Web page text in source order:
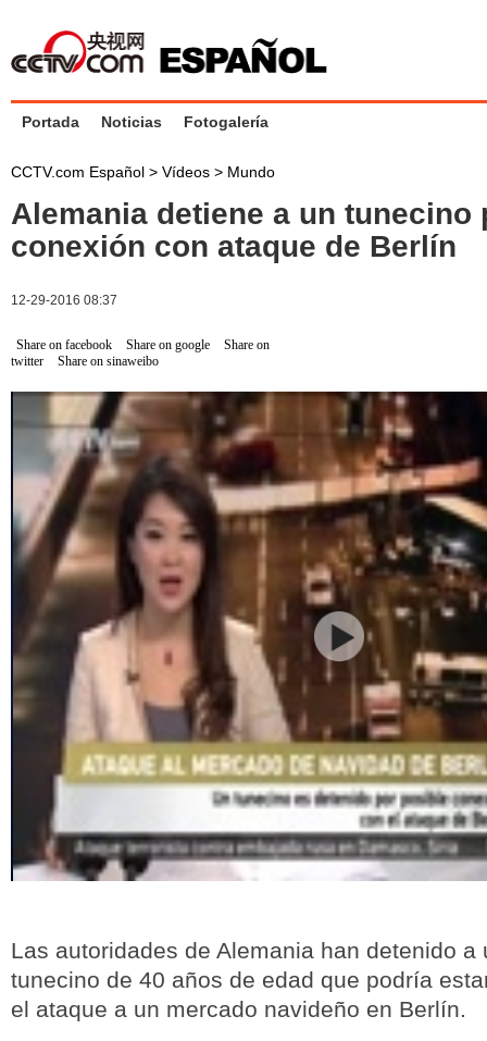
Portada Noticias Fotogalería
CCTV.com Español > Vídeos > Mundo
Alemania detiene a un tunecino
conexión con ataque de Berlín
12-29-2016 08:37
Share on facebook Share on google
Share on
twitter
Share on sinaweibo
Las autoridades de Alemania han detenido a
tunecino de 40 años de edad que podría
el ataque a un mercado navideño en Berlín.